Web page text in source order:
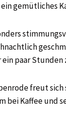
gemütliches
paar Stunden
freut
bei Kaffee und